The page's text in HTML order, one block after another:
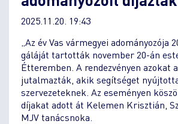
2025.11.20. 19:43
„Az év Vas vármegyei adományozója
gáláját tartották november 20-án
Étteremben. A rendezvényen azokat
jutalmazták, akik segítséget
szervezeteknek. Az eseményen
díjakat adott át Kelemen Krisztián,
MJV tanácsnoka.